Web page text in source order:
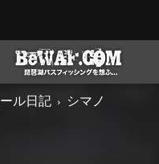
ル日記 シマノ